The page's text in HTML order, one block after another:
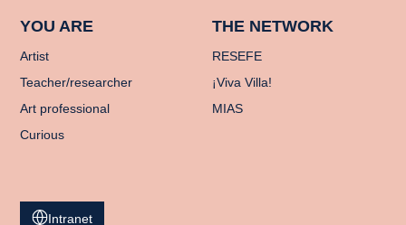
YOU ARE
Artist
Teacher/researcher
Art professional
Curious
THE NETWORK
RESEFE
¡Viva Villa!
MIAS
Intranet